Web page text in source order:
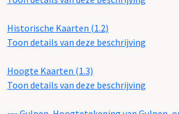
Historische Kaarten (1.2)
Toon details van deze beschrijving
Hoogte Kaarten (1.3)
Toon details van deze beschrijving